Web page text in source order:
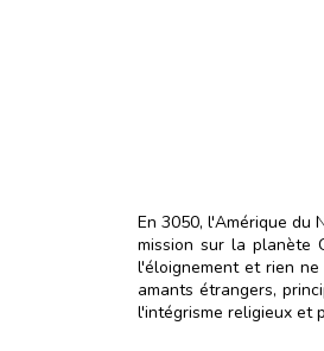
En 3050, l'Amérique du
mission sur la planète
l'éloignement et rien
amants étrangers,
l'intégrisme religieux et